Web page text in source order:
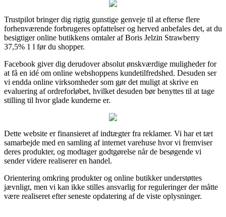
Trustpilot bringer dig rigtig gunstige genveje til at efterse flere
forhenværende forbrugeres opfattelser og herved anbefales det, at du
besigtiger online butikkens omtaler af Boris Jelzin Strawberry
37,5% 1 l før du shopper.
Facebook giver dig derudover absolut ønskværdige muligheder for
at få en idé om online webshoppens kundetilfredshed. Desuden ser
vi endda online virksomheder som gør det muligt at skrive en
evaluering af ordreforløbet, hvilket desuden bør benyttes til at tage
stilling til hvor glade kunderne er.
Dette website er finansieret af indtægter fra reklamer. Vi har et tæt
samarbejde med en samling af internet varehuse hvor vi fremviser
deres produkter, og modtager godtgørelse når de besøgende vi
sender videre realiserer en handel.
Orientering omkring produkter og online butikker understøttes
jævnligt, men vi kan ikke stilles ansvarlig for reguleringer der måtte
være realiseret efter seneste opdatering af de viste oplysninger.